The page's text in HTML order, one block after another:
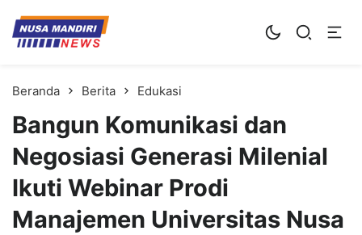
Kampus Digital Bisnis
Universitas Nusa Mandiri
Beranda Berita Edukasi
Bangun Komunikasi dan
Negosiasi Generasi Milenial
Ikuti Webinar Prodi
Manajemen Universitas Nusa